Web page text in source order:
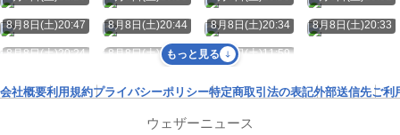
8月8日(土)20:47 8月8日(土)20:44 8月8日(土)20:34 8月8日(土)20:33
8月8日(土)20:24 8月8日(土)20:21 8月8日(土)11:59
もっと見る
会社概要利用規約プライバシーポリシー特定商取引法の表記外部送信先ご利
ウェザーニュース